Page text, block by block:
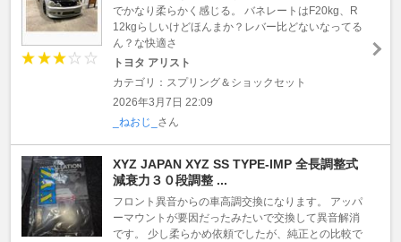
でかなり柔らかく感じる。 バネレートはF20kg、R
12kgらしいけどほんまか？レバー比どないなってる
ん？な快適さ
トヨタ アリスト
カテゴリ：スプリング＆ショックセット
2026年3月7日 22:09
_ねおじ_ さん
XYZ JAPAN XYZ SS TYPE-IMP 全長調整式
減衰力３０段調整 ...
フロント異音からの車高調交換になります。 アッパ
ーマウントが要因だったみたいで交換して異音解消
です。 少し柔らかめ依頼でしたが、純正との比較で